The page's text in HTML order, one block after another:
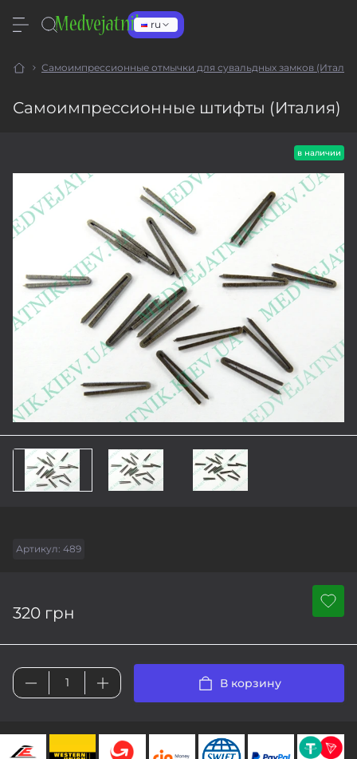
ru
Самоимпрессионные отмычки для сувальдных замков
Самоимпрессионные штифты (Италия)
в наличии
Артикул: 489
320 грн
В корзину